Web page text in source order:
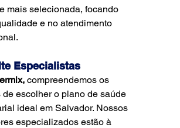
mais selecionada, focando
e no atendimento
Especialistas
compreendemos os
de escolher o plano de saúde
ideal em Salvador. Nossos
especializados estão à